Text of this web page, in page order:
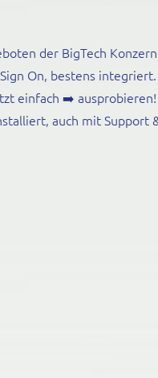
der BigTech
On, bestens integriert.
einfach ➡️ ausprobieren!
auch mit Support